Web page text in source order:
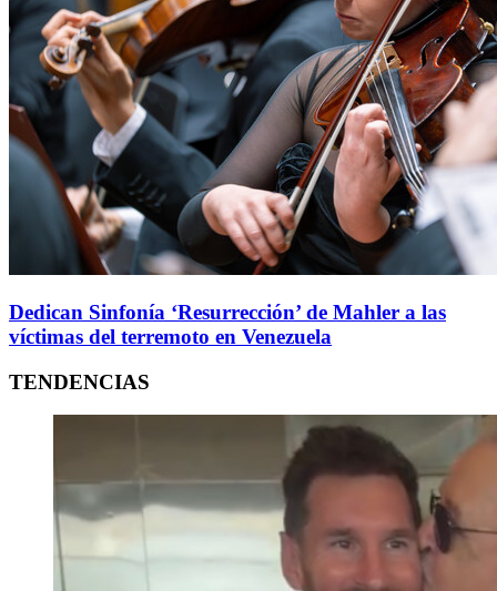
Dedican Sinfonía ‘Resurrección’ de Mahler a las
víctimas del terremoto en Venezuela
TENDENCIAS